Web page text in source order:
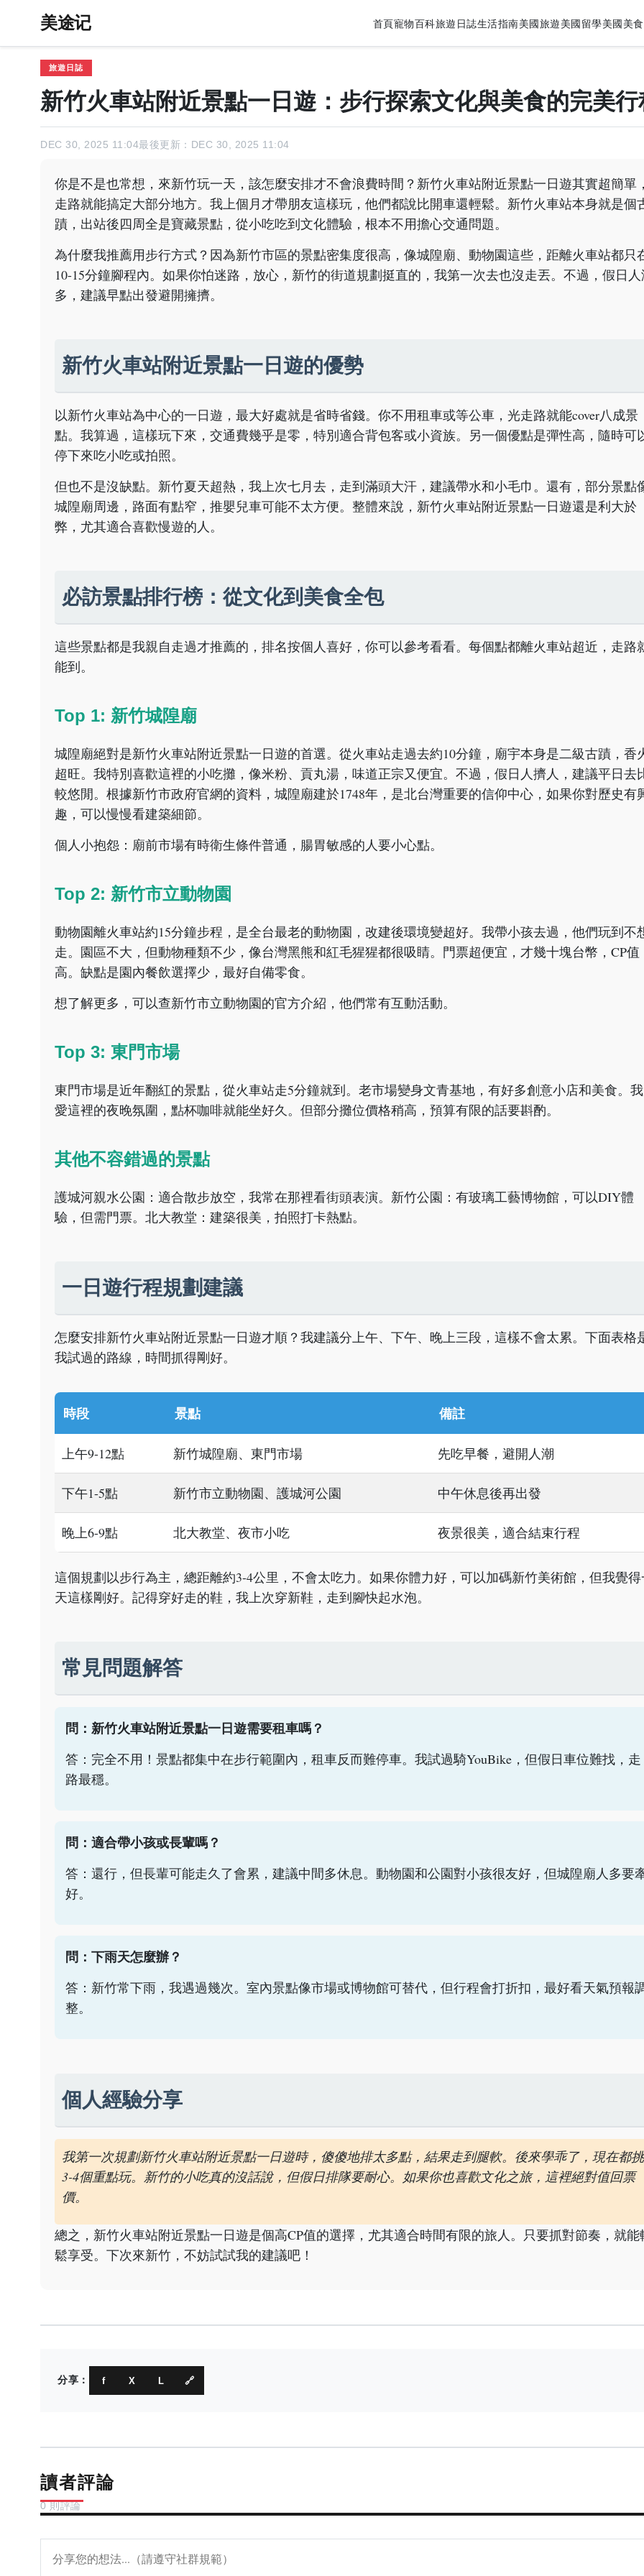
美途记 首頁寵物百科旅遊日誌生活指南美國旅遊美國留學美國美食
旅遊日誌
新竹火車站附近景點一日遊：步行探索文化與美食的完美行
DEC 30, 2025 11:04最後更新：DEC 30, 2025 11:04
你是不是也常想，來新竹玩一天，該怎麼安排才不會浪費時間？新竹火車站附近景點一日遊其實超簡單
走路就能搞定大部分地方。我上個月才帶朋友這樣玩，他們都說比開車還輕鬆。新竹火車站本身就是個
蹟，出站後四周全是寶藏景點，從小吃吃到文化體驗，根本不用擔心交通問題。
為什麼我推薦用步行方式？因為新竹市區的景點密集度很高，像城隍廟、動物園這些，距離火車站都只
10-15分鐘腳程內。如果你怕迷路，放心，新竹的街道規劃挺直的，我第一次去也沒走丟。不過，假日
多，建議早點出發避開擁擠。
新竹火車站附近景點一日遊的優勢
以新竹火車站為中心的一日遊，最大好處就是省時省錢。你不用租車或等公車，光走路就能cover八成景
點。我算過，這樣玩下來，交通費幾乎是零，特別適合背包客或小資族。另一個優點是彈性高，隨時可
停下來吃小吃或拍照。
但也不是沒缺點。新竹夏天超熱，我上次七月去，走到滿頭大汗，建議帶水和小毛巾。還有，部分景點
城隍廟周邊，路面有點窄，推嬰兒車可能不太方便。整體來說，新竹火車站附近景點一日遊還是利大於
弊，尤其適合喜歡慢遊的人。
必訪景點排行榜：從文化到美食全包
這些景點都是我親自走過才推薦的，排名按個人喜好，你可以參考看看。每個點都離火車站超近，走路
能到。
Top 1: 新竹城隍廟
城隍廟絕對是新竹火車站附近景點一日遊的首選。從火車站走過去約10分鐘，廟宇本身是二級古蹟，香
超旺。我特別喜歡這裡的小吃攤，像米粉、貢丸湯，味道正宗又便宜。不過，假日人擠人，建議平日去
較悠閒。根據新竹市政府官網的資料，城隍廟建於1748年，是北台灣重要的信仰中心，如果你對歷史有
趣，可以慢慢看建築細節。
個人小抱怨：廟前市場有時衛生條件普通，腸胃敏感的人要小心點。
Top 2: 新竹市立動物園
動物園離火車站約15分鐘步程，是全台最老的動物園，改建後環境變超好。我帶小孩去過，他們玩到不
走。園區不大，但動物種類不少，像台灣黑熊和紅毛猩猩都很吸睛。門票超便宜，才幾十塊台幣，CP值
高。缺點是園內餐飲選擇少，最好自備零食。
想了解更多，可以查新竹市立動物園的官方介紹，他們常有互動活動。
Top 3: 東門市場
東門市場是近年翻紅的景點，從火車站走5分鐘就到。老市場變身文青基地，有好多創意小店和美食。
愛這裡的夜晚氛圍，點杯咖啡就能坐好久。但部分攤位價格稍高，預算有限的話要斟酌。
其他不容錯過的景點
護城河親水公園：適合散步放空，我常在那裡看街頭表演。新竹公園：有玻璃工藝博物館，可以DIY體
驗，但需門票。北大教堂：建築很美，拍照打卡熱點。
一日遊行程規劃建議
怎麼安排新竹火車站附近景點一日遊才順？我建議分上午、下午、晚上三段，這樣不會太累。下面表格
我試過的路線，時間抓得剛好。
時段 景點 備註
上午9-12點 新竹城隍廟、東門市場 先吃早餐，避開人潮
下午1-5點 新竹市立動物園、護城河公園 中午休息後再出發
晚上6-9點 北大教堂、夜市小吃 夜景很美，適合結束行程
這個規劃以步行為主，總距離約3-4公里，不會太吃力。如果你體力好，可以加碼新竹美術館，但我覺
天這樣剛好。記得穿好走的鞋，我上次穿新鞋，走到腳快起水泡。
常見問題解答
問：新竹火車站附近景點一日遊需要租車嗎？
答：完全不用！景點都集中在步行範圍內，租車反而難停車。我試過騎YouBike，但假日車位難找，走
路最穩。
問：適合帶小孩或長輩嗎？
答：還行，但長輩可能走久了會累，建議中間多休息。動物園和公園對小孩很友好，但城隍廟人多要
好。
問：下雨天怎麼辦？
答：新竹常下雨，我遇過幾次。室內景點像市場或博物館可替代，但行程會打折扣，最好看天氣預報
整。
個人經驗分享
我第一次規劃新竹火車站附近景點一日遊時，傻傻地排太多點，結果走到腿軟。後來學乖了，現在都挑
3-4個重點玩。新竹的小吃真的沒話說，但假日排隊要耐心。如果你也喜歡文化之旅，這裡絕對值回票
價。
總之，新竹火車站附近景點一日遊是個高CP值的選擇，尤其適合時間有限的旅人。只要抓對節奏，就能
鬆享受。下次來新竹，不妨試試我的建議吧！
分享： f X L 🔗
讀者評論
0 則評論